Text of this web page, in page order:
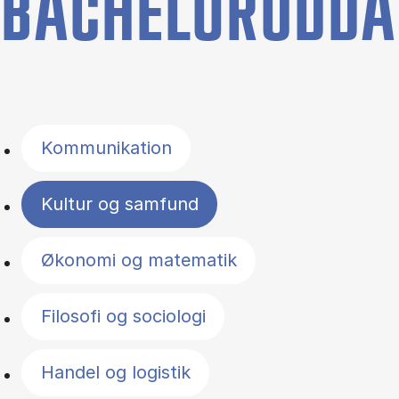
Kommunikation
Kultur og samfund
Økonomi og matematik
Filosofi og sociologi
Handel og logistik